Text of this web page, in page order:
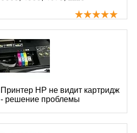
Принтер HP не видит картридж
- решение проблемы